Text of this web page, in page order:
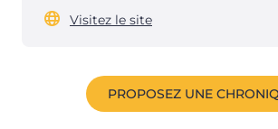
Visitez le site
PROPOSEZ UNE